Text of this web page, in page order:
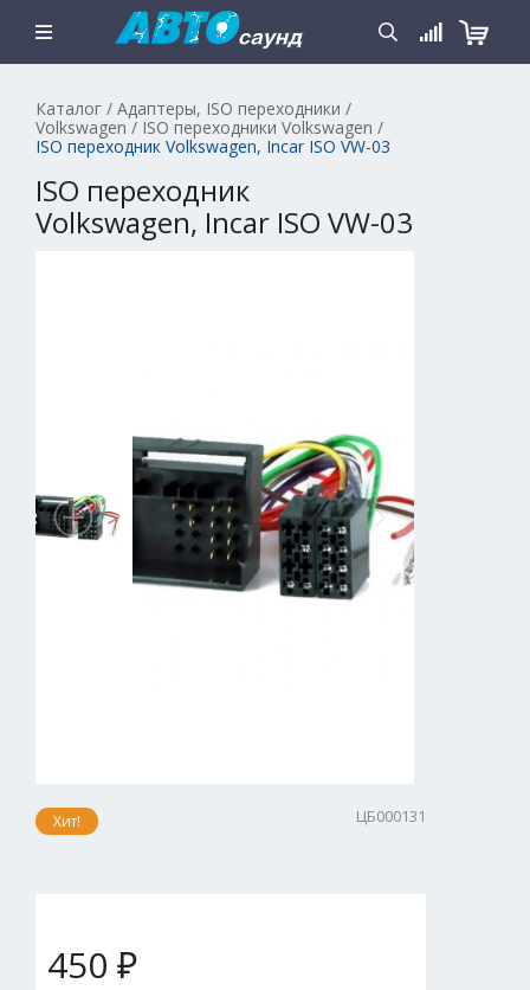
Каталог / Адаптеры, ISO переходники /
Volkswagen / ISO переходники Volkswagen /
ISO переходник Volkswagen, Incar ISO VW-03
ISO переходник
Volkswagen, Incar ISO VW-03
Хит! ЦБ000131
450 ₽